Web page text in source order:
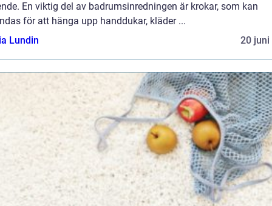
En viktig del av badrumsinredningen är krokar, som kan
för att hänga upp handdukar, kläder ...
Lundin
20 juni